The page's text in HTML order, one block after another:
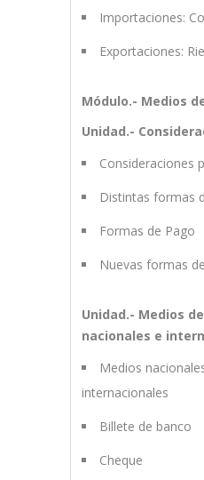
Importaciones:
Exportaciones:
Módulo.- Medios
Unidad.-
Consideraciones
Distintas formas
Formas de Pago
Nuevas formas
Unidad.- Medios
nacionales e
Medios
internacionales
Billete de banco
Cheque